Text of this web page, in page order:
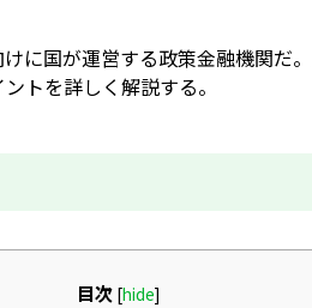
に国が運営する政策金融機関
トを詳しく解説する。
目次 [hide]